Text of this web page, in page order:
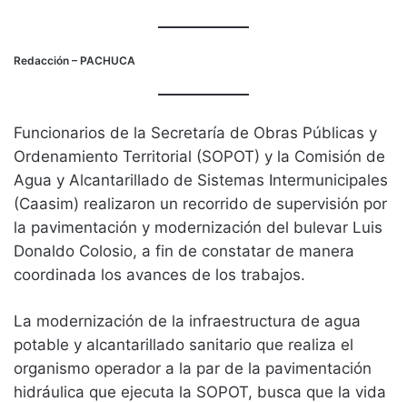
Redacción – PACHUCA
Funcionarios de la Secretaría de Obras Públicas y
Ordenamiento Territorial (SOPOT) y la Comisión de
Agua y Alcantarillado de Sistemas Intermunicipales
(Caasim) realizaron un recorrido de supervisión por
la pavimentación y modernización del bulevar Luis
Donaldo Colosio, a fin de constatar de manera
coordinada los avances de los trabajos.
La modernización de la infraestructura de agua
potable y alcantarillado sanitario que realiza el
organismo operador a la par de la pavimentación
hidráulica que ejecuta la SOPOT, busca que la vida